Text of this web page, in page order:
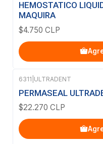
HEMOSTATICO
MAQUIRA
$4.750 CLP
6311 ULTRADENT
PERMASEAL
$22.270 CLP